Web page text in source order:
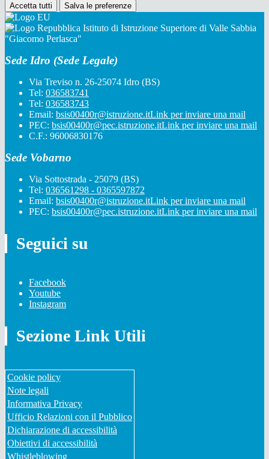
Accetta tutti Salva le preferenze
Istituto di Istruzione Superiore di Valle Sabbia
"Giacomo Perlasca"
Sede Idro (Sede Legale)
Via Treviso n. 26-25074 Idro (BS)
Tel: 036583741
Tel: 036583743
Email: bsis00400r@istruzione.itLink per inviare una mail
PEC: bsis00400r@pec.istruzione.itLink per inviare una mail
C.F.: 96006830176
Sede Vobarno
Via Sottostrada - 25079 (BS)
Tel: 036561298 - 0365597872
Email: bsis00400r@istruzione.itLink per inviare una mail
PEC: bsis00400r@pec.istruzione.itLink per inviare una mail
Seguici su
Facebook
Youtube
Instagram
Sezione Link Utili
Cookie policy
Note legali
Informativa Privacy
Ufficio Relazioni con il Pubblico
Dichiarazione di accessibilità
Obiettivi di accessibilità
Whistleblowing